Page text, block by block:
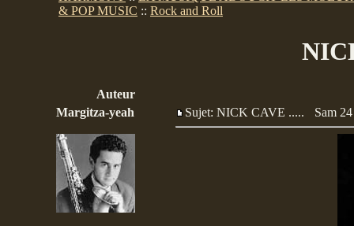
& POP MUSIC :: Rock and Roll
Auteur
Margitza-yeah
Sujet: NICK CAVE ..... Sam